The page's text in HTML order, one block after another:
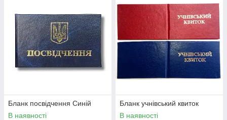
Бланк посвідчення Синій
В наявності
Бланк учнівський квиток
В наявності